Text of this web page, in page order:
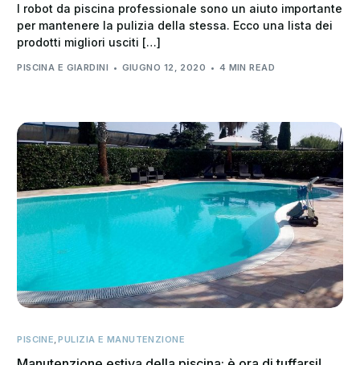
I robot da piscina professionale sono un aiuto importante
per mantenere la pulizia della stessa. Ecco una lista dei
prodotti migliori usciti […]
PISCINA E GIARDINI GIUGNO 12, 2020 4 MIN READ
PISCINE ,PULIZIA E MANUTENZIONE